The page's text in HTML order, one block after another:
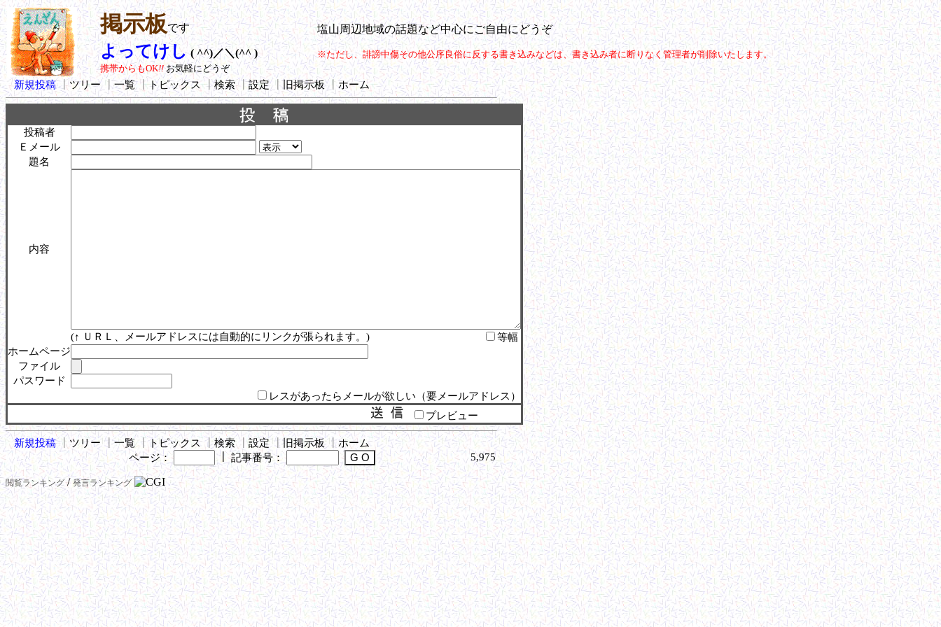
掲示板です
よってけし ( ^^)／＼(^^ )
携帯からもOK!! お気軽にどうぞ
塩山周辺地域の話題など中心にご自由にどうぞ
※ただし、誹謗中傷その他公序良俗に反する書き込みなどは、書き込み者に断りなく管理者が削除いたします。
新規投稿┃ツリー┃一覧┃トピックス┃検索┃設定┃旧掲示板┃ ホーム
投稿者
Ｅメール
題名
内容
(↑ ＵＲＬ、メールアドレスには自動的にリンクが張られます。)
等幅
ホームページ
ファイル
パスワード
レスがあったらメールが欲しい（要メールアドレス）
プレビュー
新規投稿┃ ツリー┃一覧 ┃ トピックス┃検索┃ 設定 ┃旧掲示板┃ ホーム
ページ：
┃ 記事番号： 5,975
閲覧ランキング/ 発言ランキング